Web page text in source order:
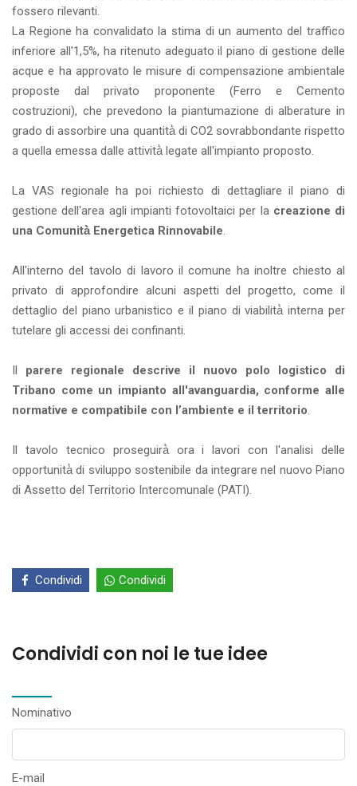
fossero rilevanti.
La Regione ha convalidato la stima di un aumento del traffico
inferiore all'1,5%, ha ritenuto adeguato il piano di gestione delle
acque e ha approvato le misure di compensazione ambientale
proposte dal privato proponente (Ferro e Cemento
costruzioni), che prevedono la piantumazione di alberature in
grado di assorbire una quantità̀ di CO2 sovrabbondante rispetto
a quella emessa dalle attività̀ legate all'impianto proposto.
La VAS regionale ha poi richiesto di dettagliare il piano di
gestione dell'area agli impianti fotovoltaici per la creazione di
una Comunità̀ Energetica Rinnovabile.
All'interno del tavolo di lavoro il comune ha inoltre chiesto al
privato di approfondire alcuni aspetti del progetto, come il
dettaglio del piano urbanistico e il piano di viabilità̀ interna per
tutelare gli accessi dei confinanti.
parere regionale descrive il nuovo polo logistico di
Tribano come un impianto all'avanguardia, conforme alle
normative e compatibile con l’ambiente e il territorio.
Il tavolo tecnico proseguirà̀ ora i lavori con l'analisi delle
opportunità̀ di sviluppo sostenibile da integrare nel nuovo Piano
di Assetto del Territorio Intercomunale (PATI).
Condividi Condividi
Condividi con noi le tue idee
Nominativo
E-mail